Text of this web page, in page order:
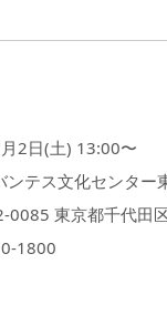
2日(土) 13:00〜
ンテス文化センター
0085 東京都千代田
1800